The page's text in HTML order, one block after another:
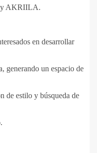
y AKRIILA.
en desarrollar
generando un espacio de
de estilo y búsqueda de